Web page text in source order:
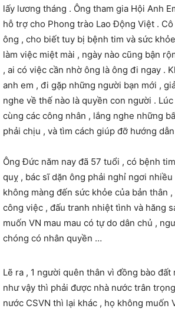
lấy lương tháng . Ông tham gia Hội Anh
hỗ trợ cho Phong trào Lao Động Việt .
ông , cho biết tuy bị bệnh tim và sức
làm việc miệt mài , ngày nào cũng bận
, ai có việc cần nhờ ông là ông đi ngay .
anh em , đi gặp những người bạn mới ,
nghe về thế nào là quyền con người .
cùng các công nhân , lắng nghe những
phải chịu , và tìm cách giúp đỡ hướng
Ông Đức năm nay đã 57 tuổi , có bệnh
quỵ , bác sĩ dặn ông phải nghỉ ngơi
không màng đến sức khỏe của bản thân ,
công việc , đấu tranh nhiệt tình và hăng
muốn VN mau mau có tự do dân chủ ,
chóng có nhân quyền …
Lẽ ra , 1 người quên thân vì đồng bào đất
như vậy thì phải được nhà nước trân
nước CSVN thì lại khác , họ không muốn